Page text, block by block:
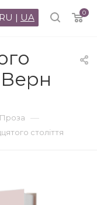
0
RU | UA
—
століття